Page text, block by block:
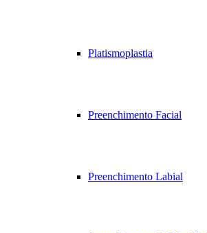
Platismoplastia
Preenchimento Facial
Preenchimento Labial